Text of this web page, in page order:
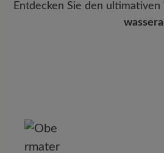
Entdecken Sie den